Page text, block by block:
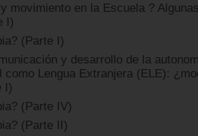
movimiento en la Escuela ?
I)
(Parte I)
y desarrollo de la
como Lengua Extranjera (ELE):
I)
(Parte IV)
(Parte II)